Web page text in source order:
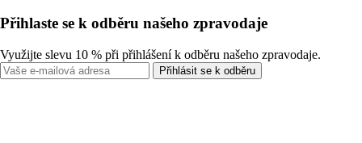
Přihlaste se k odběru našeho zpravodaje
Využijte slevu 10 % při přihlášení k odběru našeho zpravodaje.
Přihlásit se k odběru